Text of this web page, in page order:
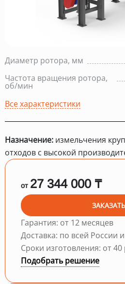
Диаметр ротора, мм
Частота вращения ротора,
об/мин
Все характеристики
Назначение: измельчения
отходов с высокой
от 27 344 000 ₸
ЗАКАЗАТЬ
Гарантия: от 12 месяцев
Доставка: по всей России
Сроки изготовления: от
Подобрать решение